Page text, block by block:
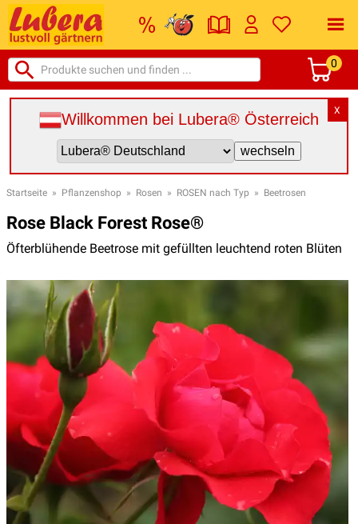
0
X
Willkommen bei Lubera® Österreich
Startseite » Pflanzenshop » Rosen » ROSEN nach Typ » Beetrosen
Rose Black Forest Rose®
Öfterblühende Beetrose mit gefüllten leuchtend roten Blüten